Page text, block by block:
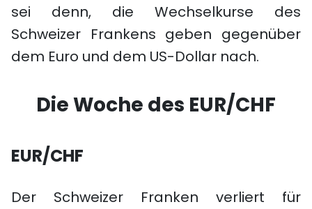
sei denn, die Wechselkurse des
Schweizer Frankens geben gegenüber
dem Euro und dem US-Dollar nach.
Die Woche des EUR/CHF
EUR/CHF
Der Schweizer Franken verliert für